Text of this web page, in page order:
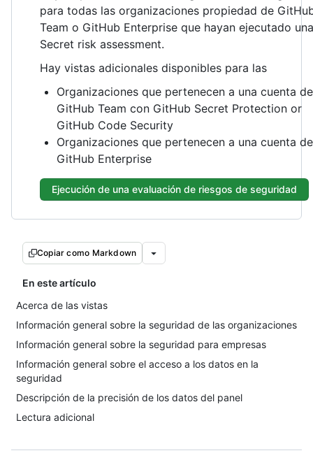
para todas las organizaciones propiedad de
Team o GitHub Enterprise que hayan ejecutado una
Secret risk assessment.
Hay vistas adicionales disponibles para las
Organizaciones que pertenecen a una cuenta de
GitHub Team con GitHub Secret Protection or
GitHub Code Security
Organizaciones que pertenecen a una cuenta de
GitHub Enterprise
Ejecución de una evaluación de riesgos de seguridad
Copiar como Markdown
En este artículo
Acerca de las vistas
Información general sobre la seguridad de las organizaciones
Información general sobre la seguridad para empresas
Información general sobre el acceso a los datos en la
seguridad
Descripción de la precisión de los datos del panel
Lectura adicional